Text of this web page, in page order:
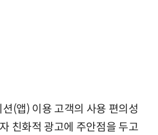
(앱) 이용 고객의 사용 편의성
친화적 광고에 주안점을 두고